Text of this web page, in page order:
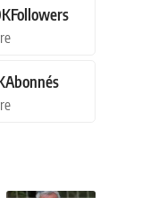
Followers
Abonnés